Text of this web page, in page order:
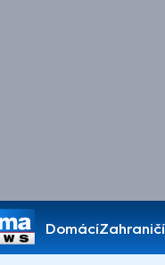
DomácíZahraničí
Pořady